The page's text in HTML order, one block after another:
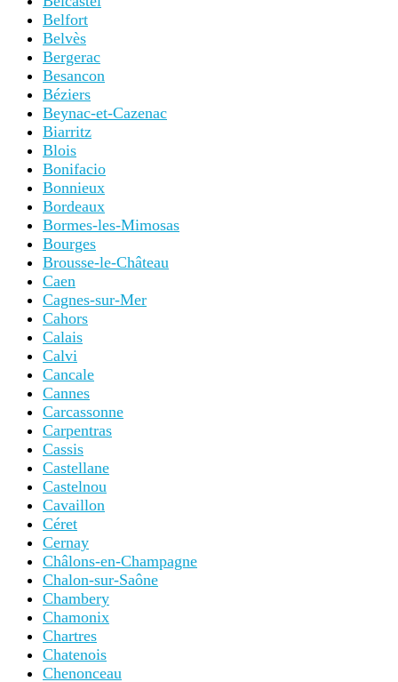
Belfort
Belvès
Bergerac
Besancon
Béziers
Beynac-et-Cazenac
Biarritz
Blois
Bonifacio
Bonnieux
Bordeaux
Bormes-les-Mimosas
Bourges
Brousse-le-Château
Caen
Cagnes-sur-Mer
Cahors
Calais
Calvi
Cancale
Cannes
Carcassonne
Carpentras
Cassis
Castellane
Castelnou
Cavaillon
Céret
Cernay
Châlons-en-Champagne
Chalon-sur-Saône
Chambery
Chamonix
Chartres
Chatenois
Chenonceau